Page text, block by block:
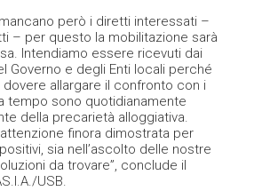
però i diretti interessati –
– per questo la mobilitazione sarà
Intendiamo essere ricevuti dai
Governo e degli Enti locali perché
dovere allargare il confronto con i
tempo sono quotidianamente
della precarietà alloggiativa.
finora dimostrata per
sia nell’ascolto delle nostre
da trovare”, conclude il
USB.